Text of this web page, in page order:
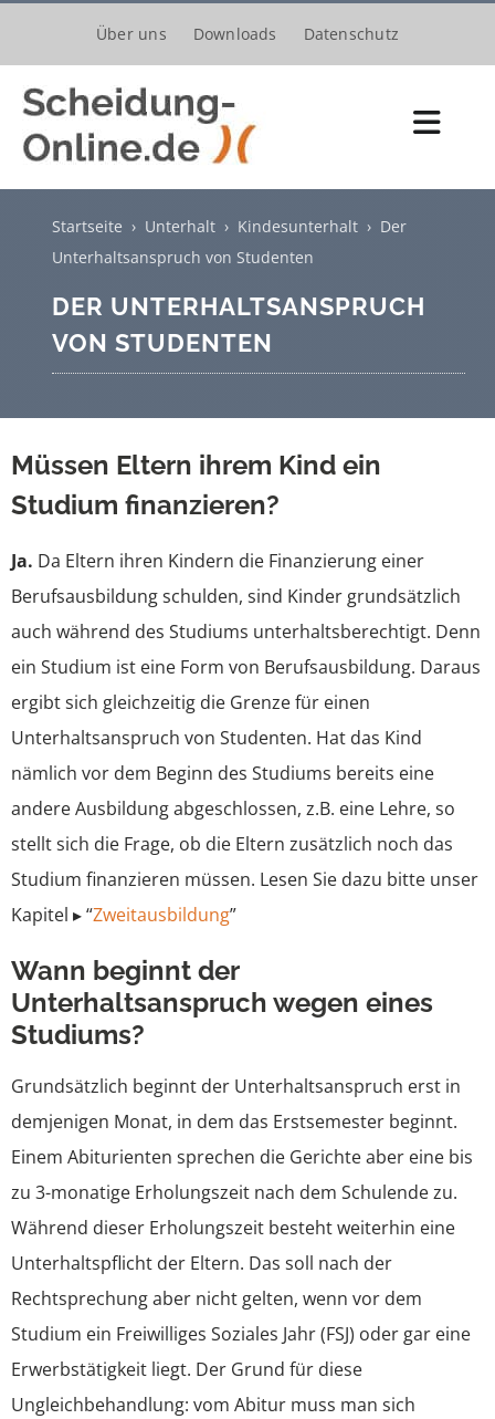
springen
Über uns Downloads Datenschutz
Verfahren
Trennung
Kinder
Ehewohnung
Steuern
Startseite › Unterhalt› Kindesunterhalt› Der
Unterhaltsanspruch von Studenten
DER UNTERHALTSANSPRUCH
VON STUDENTEN
Müssen Eltern ihrem Kind ein
Studium finanzieren?
Ja. Da Eltern ihren Kindern die Finanzierung einer
Berufsausbildung schulden, sind Kinder grundsätzlich
auch während des Studiums unterhaltsberechtigt. Denn
ein Studium ist eine Form von Berufsausbildung. Daraus
ergibt sich gleichzeitig die Grenze für einen
Unterhaltsanspruch von Studenten. Hat das Kind
nämlich vor dem Beginn des Studiums bereits eine
andere Ausbildung abgeschlossen, z.B. eine Lehre, so
stellt sich die Frage, ob die Eltern zusätzlich noch das
Studium finanzieren müssen. Lesen Sie dazu bitte unser
Kapitel ▸ “Zweitausbildung”
Wann beginnt der
Unterhaltsanspruch wegen eines
Studiums?
Grundsätzlich beginnt der Unterhaltsanspruch erst in
demjenigen Monat, in dem das Erstsemester beginnt.
Einem Abiturienten sprechen die Gerichte aber eine bis
zu 3-monatige Erholungszeit nach dem Schulende zu.
Während dieser Erholungszeit besteht weiterhin eine
Unterhaltspflicht der Eltern. Das soll nach der
Rechtsprechung aber nicht gelten, wenn vor dem
Studium ein Freiwilliges Soziales Jahr (FSJ) oder gar eine
Erwerbstätigkeit liegt. Der Grund für diese
Ungleichbehandlung: vom Abitur muss man sich